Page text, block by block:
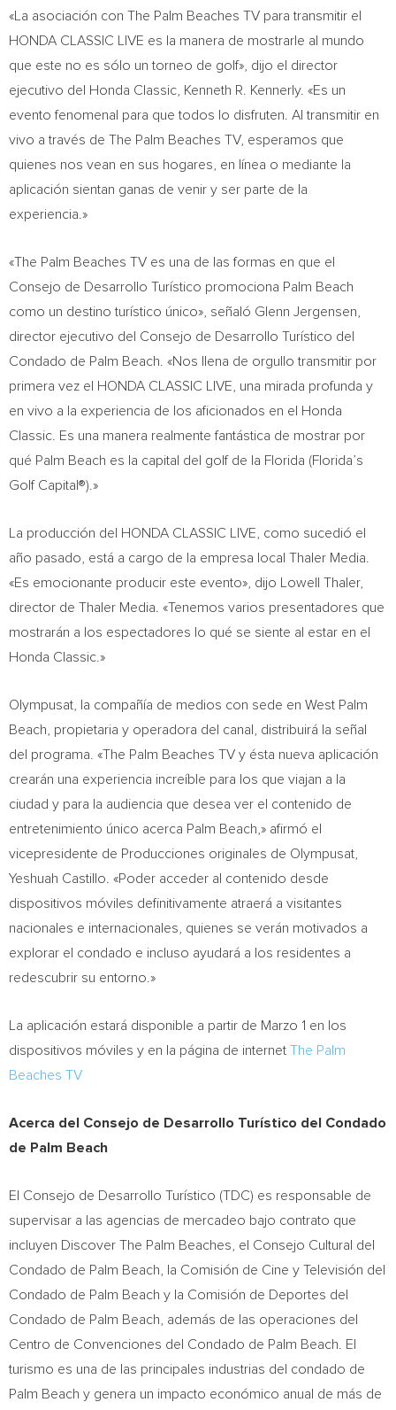
«La asociación con The Palm Beaches TV para transmitir el
HONDA CLASSIC LIVE es la manera de mostrarle al mundo
que este no es sólo un torneo de golf», dijo el director
ejecutivo del Honda Classic,
Kenneth R. Kennerly. «Es un
evento fenomenal para que todos lo disfruten. Al transmitir en
vivo a través de The Palm Beaches TV, esperamos que
quienes nos vean en sus hogares, en línea o mediante la
aplicación sientan ganas de venir y ser parte de la
experiencia.»
«The Palm Beaches TV es una de las formas en que el
Consejo de Desarrollo Turístico promociona Palm Beach
como un destino turístico único», señaló Glenn Jergensen
director ejecutivo del Consejo de Desarrollo Turístico del
Condado de Palm Beach . «Nos llena de orgullo transmitir por
primera vez el HONDA CLASSIC LIVE, una mirada profunda y
en vivo a la experiencia de los aficionados en el Honda
Classic. Es una manera realmente fantástica de mostrar por
qué Palm Beach es la capital del golf de la Florida (Florida’s
Golf Capital®).»
La producción del HONDA CLASSIC LIVE, como sucedió el
año pasado, está a cargo de la empresa local Thaler Media.
«Es emocionante producir este evento», dijo
Lowell Thaler,
director de Thaler Media. «Tenemos varios presentadores que
mostrarán a los espectadores lo qué se siente al estar en el
Honda Classic.»
Olympusat, la compañía de medios con sede en West Palm
Beach , propietaria y operadora del canal, distribuirá la señal
del programa. «The Palm Beaches TV y ésta nueva aplicación
crearán una experiencia increíble para los que viajan a la
ciudad y para la audiencia que desea ver el contenido de
entretenimiento único acerca Palm Beach ,» afirmó el
vicepresidente de Producciones originales de Olympusat,
Yeshuah Castillo. «Poder acceder al contenido desde
dispositivos móviles definitivamente atraerá a visitantes
nacionales e internacionales, quienes se verán motivados a
explorar el condado e incluso ayudará a los residentes a
redescubrir su entorno.»
La aplicación estará disponible a partir de Marzo 1 en los
dispositivos móviles y en la página de internet The Palm
Beaches TV
Acerca del Consejo de Desarrollo Turístico del Condado
de Palm Beach
El Consejo de Desarrollo Turístico (TDC) es responsable de
supervisar a las agencias de mercadeo bajo contrato que
incluyen Discover The Palm Beaches, el Consejo Cultural del
Condado de Palm Beach , la Comisión de Cine y Televisión del
Condado de Palm Beach y la Comisión de Deportes del
Condado de Palm Beach , además de las operaciones del
Centro de Convenciones del Condado de Palm Beach . El
turismo es una de las principales industrias del condado de
Palm Beach y genera un impacto económico anual de más de